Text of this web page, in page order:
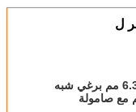
ل
محرك متدرج هجين 6.35 مم برغي شبه
بقطر 6.35 مم مع صامولة